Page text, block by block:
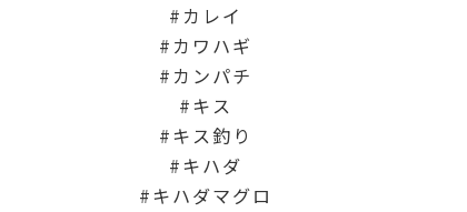
カレイ
カワハギ
カンパチ
キス
キス釣り
キハダ
キハダマグロ